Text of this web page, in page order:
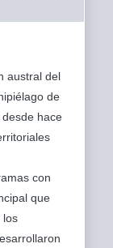
austral del
de
hace
con
que
los